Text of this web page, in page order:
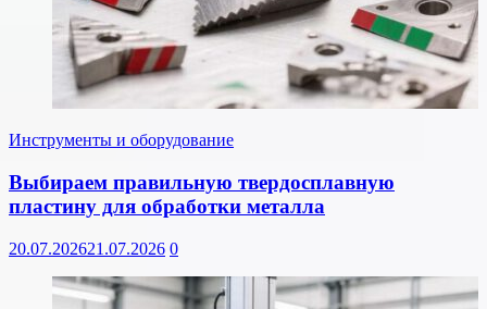
Инструменты и оборудование
Выбираем правильную твердосплавную
пластину для обработки металла
20.07.202621.07.2026 0